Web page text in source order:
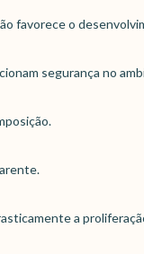
favorece o
segurança no
a